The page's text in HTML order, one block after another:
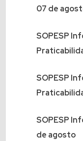
07 de
SOPESP
SOPESP
SOPESP
de agosto